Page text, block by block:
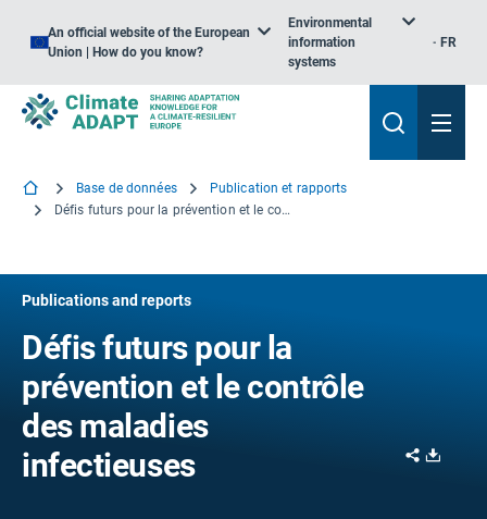
An official website of the European
Union | How do you know?
Environmental
information
systems
FR
Base de données
Publication et rapports
Défis futurs pour la prévention et le contrôle des maladies infectieuses
Publications and reports
Défis futurs pour la
prévention et le contrôle
des maladies
infectieuses
Share